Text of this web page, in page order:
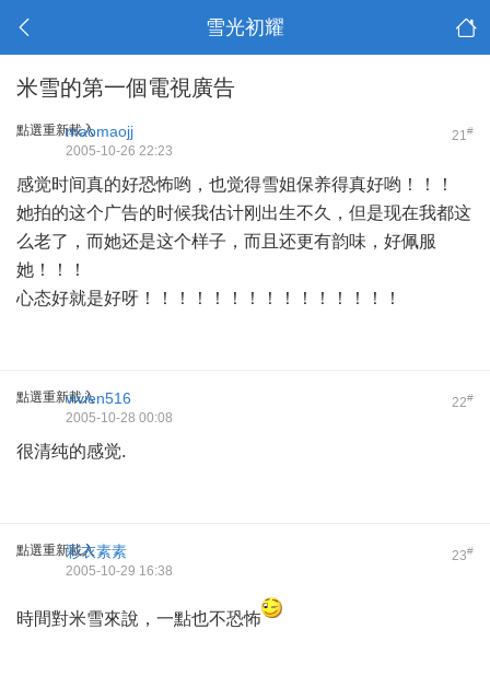
雪光初耀
米雪的第一個電視廣告
點選重新載入 21#
maomaojj
2005-10-26 22:23
感觉时间真的好恐怖哟，也觉得雪姐保养得真好哟！！！
她拍的这个广告的时候我估计刚出生不久，但是现在我都这
么老了，而她还是这个样子，而且还更有韵味，好佩服
她！！！
心态好就是好呀！！！！！！！！！！！！！！！
點選重新載入 22#
vivien516
2005-10-28 00:08
很清纯的感觉.
點選重新載入 23#
彩衣素素
2005-10-29 16:38
時間對米雪來說，一點也不恐怖